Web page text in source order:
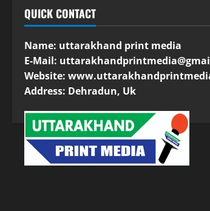
QUICK CONTACT
Name: uttarakhand print media
E-Mail:
Website:
Address: Dehradun, Uk